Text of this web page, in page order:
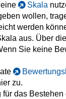
Skala
wollen,
werden
aus. Über die
Sie keine
zu.
das